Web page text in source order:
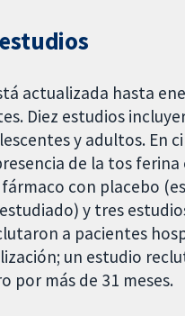
actualizada hasta
Diez estudios
y adultos. En
de la tos
con placebo
y tres
a pacientes
un estudio
por más de 31 meses.